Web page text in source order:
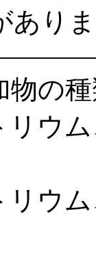
あり
物
リウ
リウ